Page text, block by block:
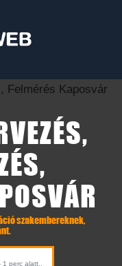
szakembereknek,